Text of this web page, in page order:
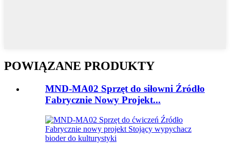
POWIĄZANE PRODUKTY
MND-MA02 Sprzęt do siłowni Źródło
Fabrycznie Nowy Projekt...